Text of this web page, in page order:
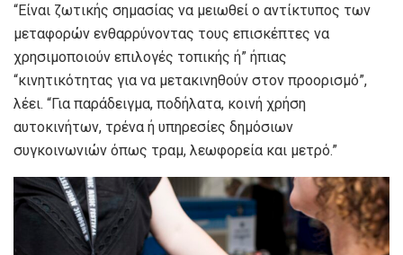
“Είναι ζωτικής σημασίας να μειωθεί ο αντίκτυπος των
μεταφορών ενθαρρύνοντας τους επισκέπτες να
χρησιμοποιούν επιλογές τοπικής ή” ήπιας
“κινητικότητας για να μετακινηθούν στον προορισμό”,
λέει. “Για παράδειγμα, ποδήλατα, κοινή χρήση
αυτοκινήτων, τρένα ή υπηρεσίες δημόσιων
συγκοινωνιών όπως τραμ, λεωφορεία και μετρό.”